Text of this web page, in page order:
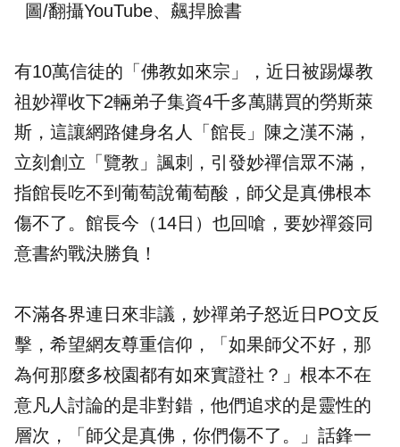
圖/翻攝YouTube、飆捍臉書
有10萬信徒的「佛教如來宗」，近日被踢爆教
祖妙禪收下2輛弟子集資4千多萬購買的勞斯萊
斯，這讓網路健身名人「館長」陳之漢不滿，
立刻創立「覽教」諷刺，引發妙禪信眾不滿，
指館長吃不到葡萄說葡萄酸，師父是真佛根本
傷不了。館長今（14日）也回嗆，要妙禪簽同
意書約戰決勝負！
不滿各界連日來非議，妙禪弟子怒近日PO文反
擊，希望網友尊重信仰，「如果師父不好，那
為何那麼多校園都有如來實證社？」根本不在
意凡人討論的是非對錯，他們追求的是靈性的
層次，「師父是真佛，你們傷不了。」話鋒一